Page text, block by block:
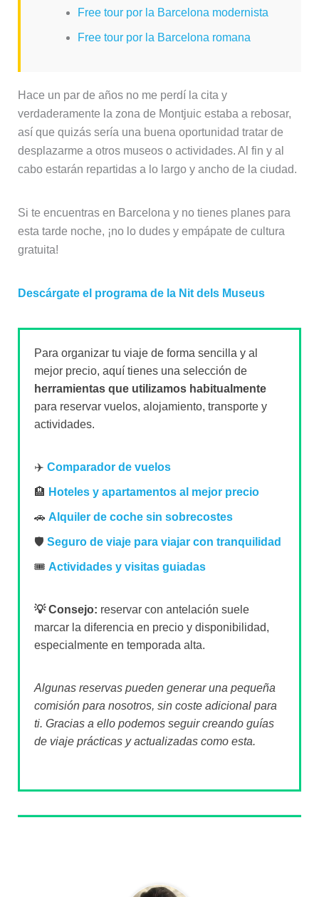
Free tour por la Barcelona modernista
Free tour por la Barcelona romana
Hace un par de años no me perdí la cita y
verdaderamente la zona de Montjuic estaba a rebosar,
así que quizás sería una buena oportunidad tratar de
desplazarme a otros museos o actividades. Al fin y al
cabo estarán repartidas a lo largo y ancho de la ciudad.
Si te encuentras en Barcelona y no tienes planes para
esta tarde noche, ¡no lo dudes y empápate de cultura
gratuita!
Descárgate el programa de la Nit dels Museus
Para organizar tu viaje de forma sencilla y al
mejor precio, aquí tienes una selección de
herramientas que utilizamos habitualmente
para reservar vuelos, alojamiento, transporte y
actividades.
✈️ Comparador de vuelos
🏨 Hoteles y apartamentos al mejor precio
🚗 Alquiler de coche sin sobrecostes
🛡️ Seguro de viaje para viajar con tranquilidad
🎟️ Actividades y visitas guiadas
💡 Consejo: reservar con antelación suele
marcar la diferencia en precio y disponibilidad,
especialmente en temporada alta.
Algunas reservas pueden generar una pequeña
comisión para nosotros, sin coste adicional para
ti. Gracias a ello podemos seguir creando guías
de viaje prácticas y actualizadas como esta.